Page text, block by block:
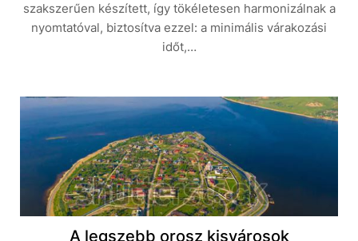
szakszerűen készített, így tökéletesen harmonizálnak a
nyomtatóval, biztosítva ezzel: a minimális várakozási
időt,…
A legszebb orosz kisvárosok